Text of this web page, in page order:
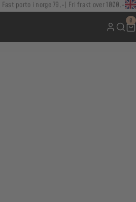
Fast porto i norge 79,- Fri frakt over 1000,-
0